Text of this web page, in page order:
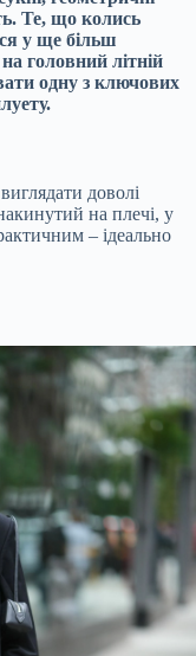
Те, що колись
у ще більш
головний літній
одну з ключових
доволі
на плечі, у
– ідеально